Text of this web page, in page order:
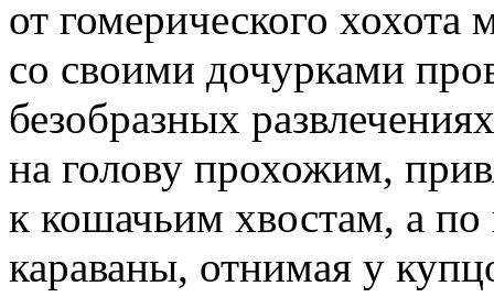
от гомерического хохота
со своими дочурками
безобразных
на голову прохожим,
к кошачьим хвостам, а по
караваны, отнимая у